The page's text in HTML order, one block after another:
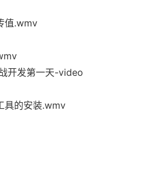
值.wmv
开发第一天-video
具的安装.wmv